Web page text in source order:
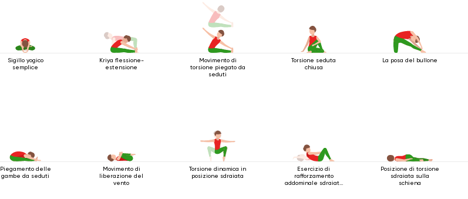
Sigillo yogico
semplice
Kriya flessione-
estensione
Movimento di
torsione piegato da
seduti
Torsione seduta
chiusa
La posa del bullone
Piegamento delle
gambe da seduti
Movimento di
liberazione del
vento
Torsione dinamica in
posizione sdraiata
Esercizio di
rafforzamento
addominale sdraiato
Posizione di torsione
sdraiata sulla
schiena